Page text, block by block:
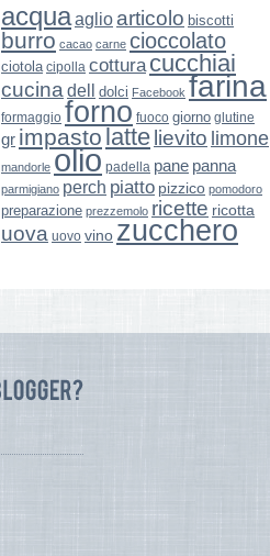
acquaaglio articolo biscotti
burro cacao carne cioccolato
ciotola cipolla cottura cucchiai
cucina dell dolci Facebook farina
formaggio forno fuoco giorno glutine
gr impasto latte lievito limone
mandorle olio padella pane panna
parmigiano perch piatto pizzico pomodoro
preparazione prezzemolo ricette ricotta
uova uovo vino zucchero